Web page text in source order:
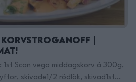
Korvstroganoff |
1st Scan vego middagskorv á 300g,
skivade1/2 rödlök, skivad1st